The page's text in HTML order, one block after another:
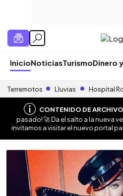
InicioNoticiasTurismoDinero
Terremotos Lluvias Hospital
CONTENIDO DE
pasado! 🚀 Da el salto a la nueva
invitamos a visitar el nuevo portal